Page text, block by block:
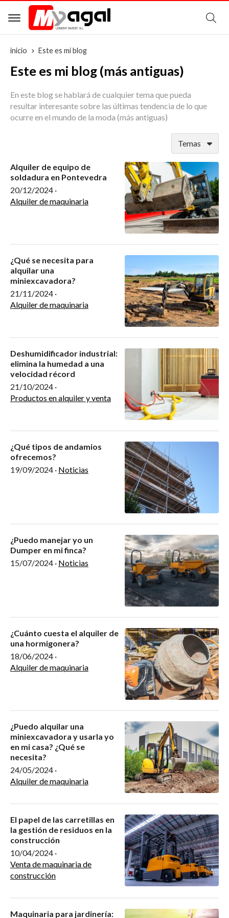
inicio Este es mi blog
Este es mi blog (más antiguas)
En este blog se hablará de cualquier tema que pueda
resultar interesante sobre las últimas tendencia de lo que
ocurre en el mundo de la moda (más antiguas)
Temas
Alquiler de equipo de
soldadura en Pontevedra
20/12/2024 ·
Alquiler de maquinaria
¿Qué se necesita para
alquilar una
miniexcavadora?
21/11/2024 ·
Alquiler de maquinaria
Deshumidificador industrial:
elimina la humedad a una
velocidad récord
21/10/2024 ·
Productos en alquiler y venta
¿Qué tipos de andamios
ofrecemos?
19/09/2024 · Noticias
¿Puedo manejar yo un
Dumper en mi finca?
15/07/2024 · Noticias
¿Cuánto cuesta el alquiler de
una hormigonera?
18/06/2024 ·
Alquiler de maquinaria
¿Puedo alquilar una
miniexcavadora y usarla yo
en mi casa? ¿Qué se
necesita?
24/05/2024 ·
Alquiler de maquinaria
El papel de las carretillas en
la gestión de residuos en la
construcción
10/04/2024 ·
Venta de maquinaria de
construcción
Maquinaria para jardinería: